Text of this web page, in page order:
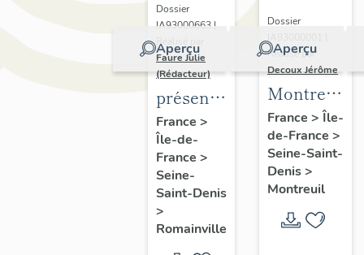
Aperçu
Dossier
IA93000663 |
Réalisé par
Faure Julie
(Rédacteur)
présentation
de
l'inventaire
de la
commune
de
Romainville
France >
Île-de-
France >
Seine-
Saint-Denis
>
Romainville
Aperçu
Dossier
Réalisé par
Decoux Jérôme
Montreuil
-
Patrimoine
industriel
-
générale
France > Île-
de-France >
Seine-Saint-
Denis>
Montreuil